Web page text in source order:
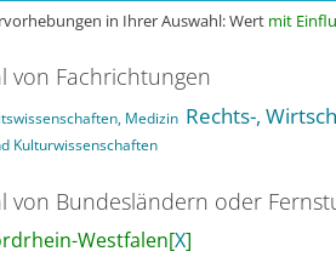
in Ihrer Auswahl: Wert mit
von Fachrichtungen
Medizin Rechts-,
Kulturwissenschaften
von Bundesländern oder
Westfalen[X]